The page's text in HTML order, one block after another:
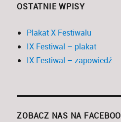
OSTATNIE WPISY
Plakat X Festiwalu
IX Festiwal – plakat
IX Festiwal – zapowiedź
ZOBACZ NAS NA